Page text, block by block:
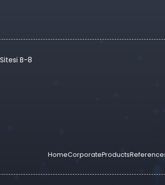
B-8
HomeCorporateProducts